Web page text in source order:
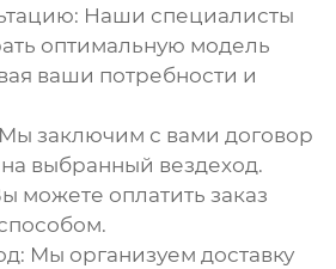
Наши специалисты
оптимальную модель
ваши потребности и
Мы заключим с вами договор
выбранный вездеход.
можете оплатить заказ
: Мы организуемдоставку